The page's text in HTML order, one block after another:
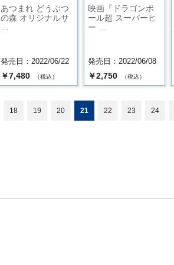
あつまれ どうぶつ
の森 オリジナルサ
発売日：2022/06/22
￥7,480 （税込）
映画『ドラゴンボ
ール超 スーパーヒ
ー …
発売日：2022/06/08
￥2,750 （税込）
18 19 20 21 22 23 24